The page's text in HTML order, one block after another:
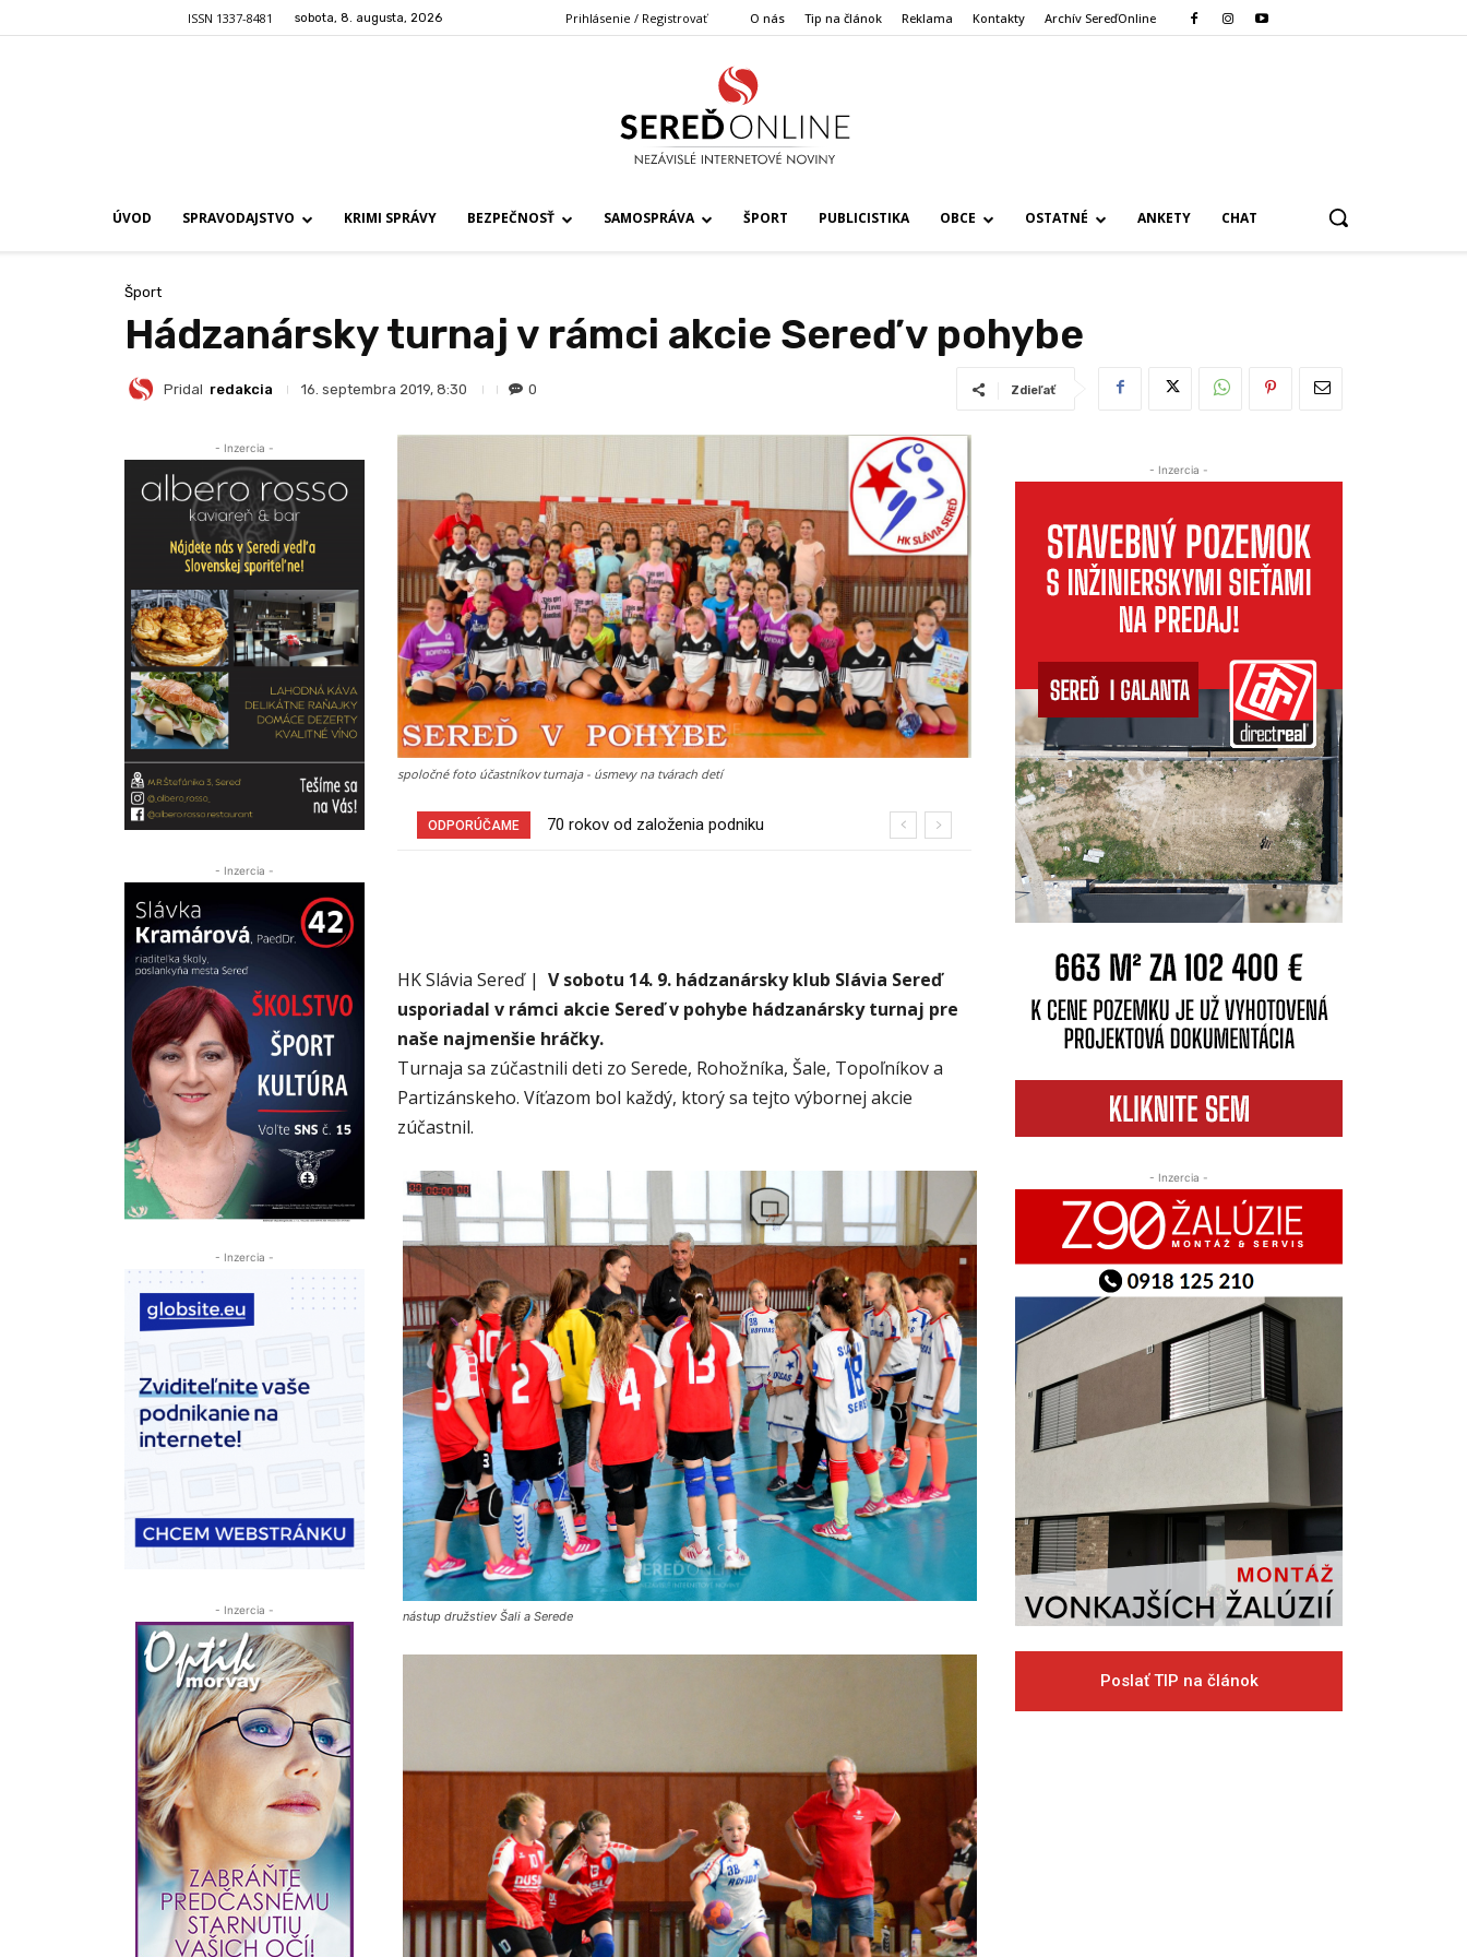
ISSN 1337-8481 sobota, 8. augusta, 2026 Prihlásenie / Registrovať O nás Tip na článok Reklama Kontakty Archív SereďOnline
ÚVOD SPRAVODAJSTVO KRIMI SPRÁVY BEZPEČNOSŤ SAMOSPRÁVA ŠPORT PUBLICISTIKA OBCE OSTATNÉ ANKETY CHAT
Šport
Hádzanársky turnaj v rámci akcie Sereď v pohybe
Pridal redakcia 16. septembra 2019, 8:30 0 Zdieľať
- Inzercia -
- Inzercia -
- Inzercia -
- Inzercia -
spoločné foto účastníkov turnaja - úsmevy na tvárach detí
ODPORÚČAME
Pri venčení na Jesenského ulici mal
HK Slávia Sereď | V sobotu 14. 9. hádzanársky klub Slávia Sereď
usporiadal v rámci akcie Sereď v pohybe hádzanársky turnaj pre
naše najmenšie hráčky.
Turnaja sa zúčastnili deti zo Serede, Rohožníka, Šale, Topoľníkov a
Partizánskeho. Víťazom bol každý, ktorý sa tejto výbornej akcie
zúčastnil.
nástup družstiev Šali a Serede
- Inzercia -
- Inzercia -
Poslať TIP na článok